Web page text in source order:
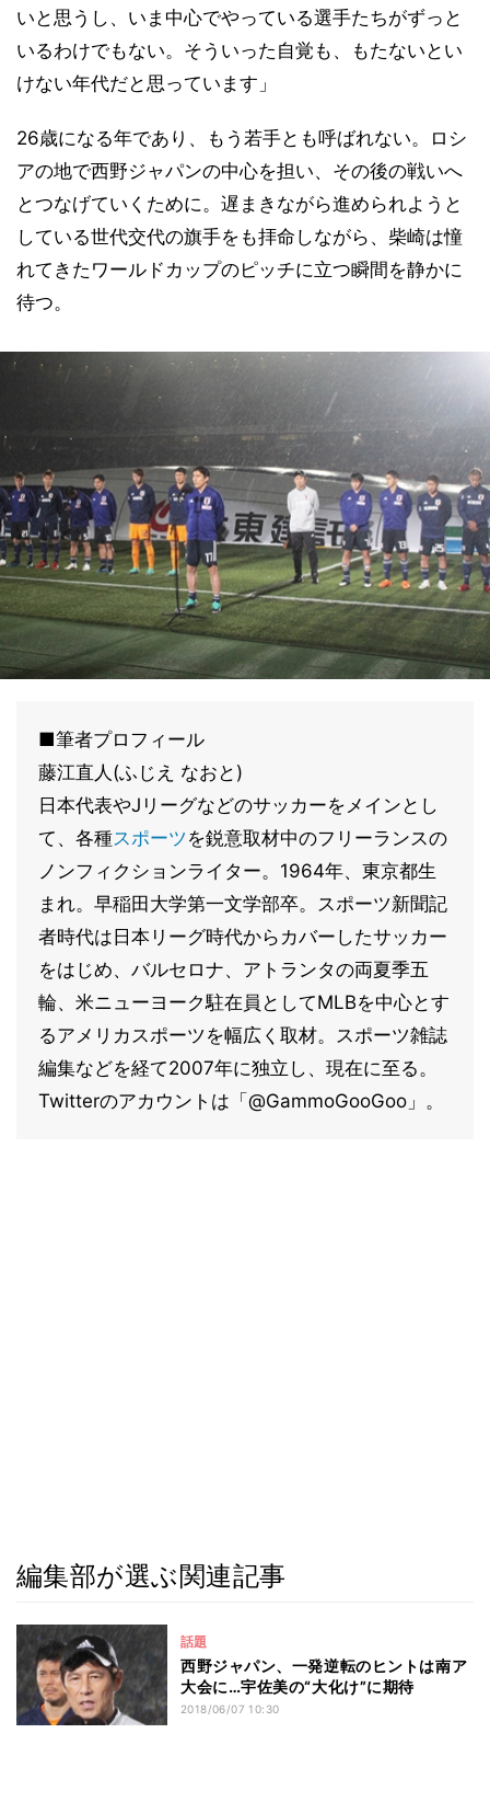
いと思うし、いま中心でやっている選手たちがずっと
いるわけでもない。そういった自覚も、もたないとい
けない年代だと思っています」
26歳になる年であり、もう若手とも呼ばれない。ロシ
アの地で西野ジャパンの中心を担い、その後の戦いへ
とつなげていくために。遅まきながら進められようと
している世代交代の旗手をも拝命しながら、柴崎は憧
れてきたワールドカップのピッチに立つ瞬間を静かに
待つ。
■筆者プロフィール
藤江直人(ふじえ なおと)
日本代表やJリーグなどのサッカーをメインとし
て、各種スポーツ を鋭意取材中のフリーランスの
ノンフィクションライター。1964年、東京都生
まれ。早稲田大学第一文学部卒。スポーツ新聞記
者時代は日本リーグ時代からカバーしたサッカー
をはじめ、バルセロナ、アトランタの両夏季五
輪、米ニューヨーク駐在員としてMLBを中心とす
るアメリカスポーツを幅広く取材。スポーツ雑誌
編集などを経て2007年に独立し、現在に至る。
Twitterのアカウントは「@GammoGooGoo」。
編集部が選ぶ関連記事
話題
西野ジャパン、一発逆転のヒントは南ア
大会に…宇佐美の“大化け”に期待
2018/06/07 10:30